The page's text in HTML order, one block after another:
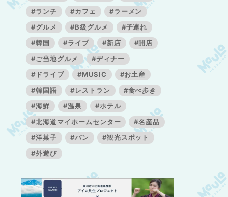
#ランチ
#カフェ
#ラーメン
#グルメ
#B級グルメ
#子連れ
#韓国
#ライブ #新店
#開店
#ご当地グルメ
#ディナー
#ドライブ
#MUSIC
#お土産
#韓国語
#レストラン
#食べ歩き
#海鮮
#温泉
#ホテル
#北海道マイホームセンター
#名産品
#洋菓子
#パン
#観光スポット
#外遊び